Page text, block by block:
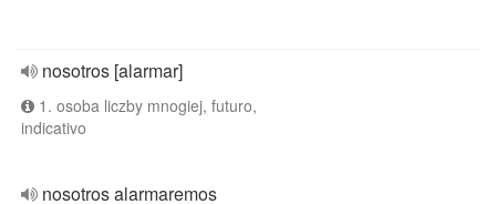
nosotros [alarmar]
1. osoba liczby mnogiej, futuro,
indicativo
nosotros alarmaremos